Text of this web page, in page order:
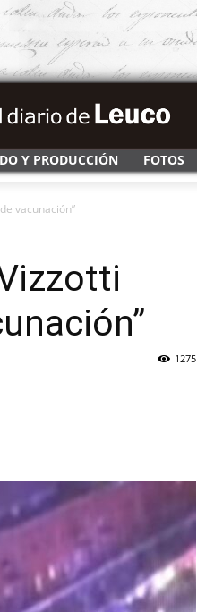
Y PRODUCCIÓN FOTOS
vacunación”
1275